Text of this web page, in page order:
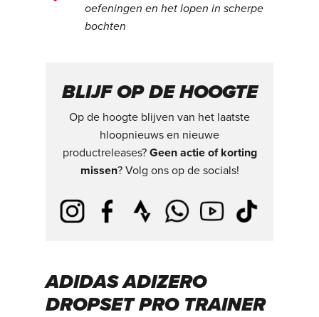
oefeningen en het lopen in scherpe
bochten
BLIJF OP DE HOOGTE
Op de hoogte blijven van het laatste
hloopnieuws en nieuwe
productreleases? Geen actie of korting
missen? Volg ons op de socials!
ADIDAS ADIZERO
DROPSET PRO TRAINER